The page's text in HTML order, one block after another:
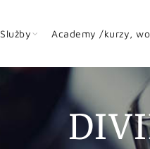
Služby Academy /kurzy,